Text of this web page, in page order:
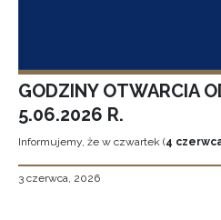
GODZINY OTWARCIA
5.06.2026 R.
Informujemy, że w czwartek (4
3 czerwca, 2026